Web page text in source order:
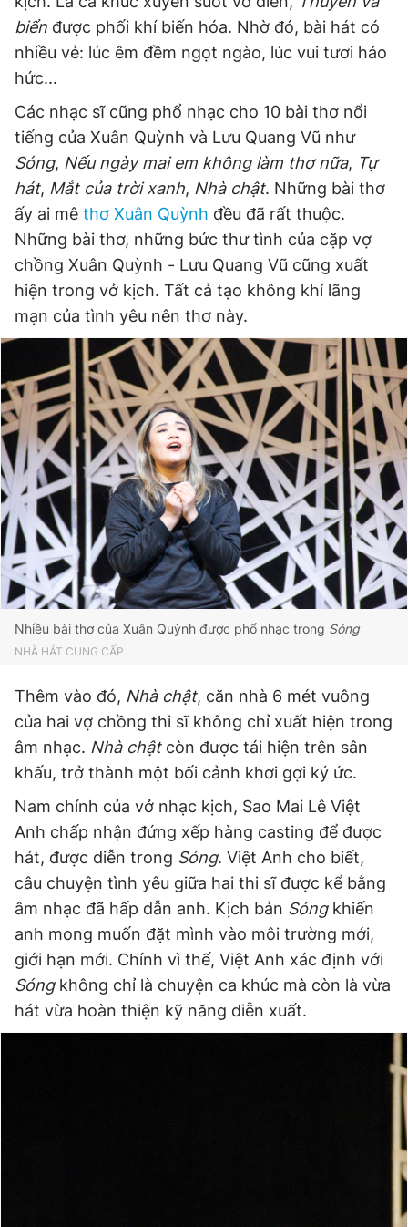
biển được phối khí biến hóa. Nhờ đó, bài hát có
nhiều vẻ: lúc êm đềm ngọt ngào, lúc vui tươi háo
hức...
Các nhạc sĩ cũng phổ nhạc cho 10 bài thơ nổi
tiếng của Xuân Quỳnh và Lưu Quang Vũ như
Sóng, Nếu ngày mai em không làm thơ nữa, Tự
hát, Mắt của trời xanh, Nhà chật. Những bài thơ
ấy ai mê thơ Xuân Quỳnh đều đã rất thuộc.
Những bài thơ, những bức thư tình của cặp vợ
chồng Xuân Quỳnh - Lưu Quang Vũ cũng xuất
hiện trong vở kịch. Tất cả tạo không khí lãng
mạn của tình yêu nên thơ này.
Nhiều bài thơ của Xuân Quỳnh được phổ nhạc trong Sóng
NHÀ HÁT CUNG CẤP
Thêm vào đó, Nhà chật, căn nhà 6 mét vuông
của hai vợ chồng thi sĩ không chỉ xuất hiện trong
âm nhạc. Nhà chậtcòn được tái hiện trên sân
khấu, trở thành một bối cảnh khơi gợi ký ức.
Nam chính của vở nhạc kịch, Sao Mai Lê Việt
Anh chấp nhận đứng xếp hàng casting để được
hát, được diễn trong Sóng. Việt Anh cho biết,
câu chuyện tình yêu giữa hai thi sĩ được kể bằng
âm nhạc đã hấp dẫn anh. Kịch bản Sóng khiến
anh mong muốn đặt mình vào môi trường mới,
giới hạn mới. Chính vì thế, Việt Anh xác định với
Sóngkhông chỉ là chuyện ca khúc mà còn là vừa
hát vừa hoàn thiện kỹ năng diễn xuất.